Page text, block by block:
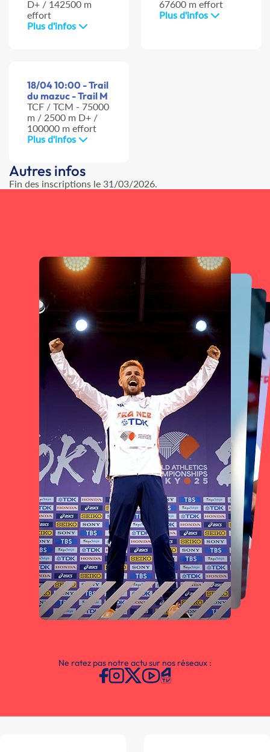
D+ / 142500 m
effort
Plus d'infos
67600 m effort
Plus d'infos
18/04 10:00 - Trail
du mazuc - Trail M
TCF / TCM - 75000
m / 2500 m D+ /
100000 m effort
Plus d'infos
Autres infos
Fin des inscriptions le 31/03/2026.
Ne ratez pas notre actu sur nos réseaux :